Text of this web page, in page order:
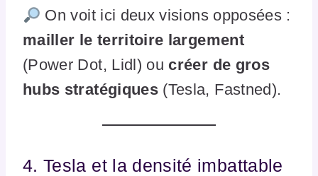
On voit ici deux visions opposées :
mailler le territoire largement
(Power Dot, Lidl) ou créer de gros
hubs stratégiques(Tesla, Fastned).
4. Tesla et la densité imbattable